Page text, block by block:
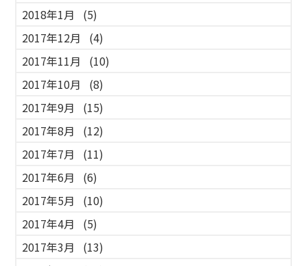
2018年1月
(5)
2017年12月
(4)
2017年11月
(10)
2017年10月
(8)
2017年9月
(15)
2017年8月
(12)
2017年7月
(11)
2017年6月
(6)
2017年5月
(10)
2017年4月
(5)
2017年3月
(13)